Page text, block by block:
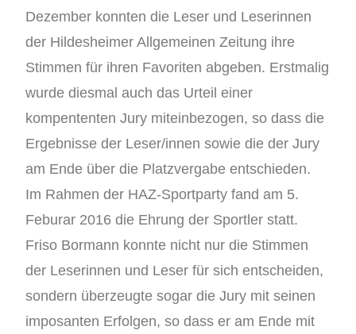
Dezember konnten die Leser und Leserinnen
der Hildesheimer Allgemeinen Zeitung ihre
Stimmen für ihren Favoriten abgeben. Erstmalig
wurde diesmal auch das Urteil einer
kompententen Jury miteinbezogen, so dass die
Ergebnisse der Leser/innen sowie die der Jury
am Ende über die Platzvergabe entschieden.
Im Rahmen der HAZ-Sportparty fand am 5.
Feburar 2016 die Ehrung der Sportler statt.
Friso Bormann konnte nicht nur die Stimmen
der Leserinnen und Leser für sich entscheiden,
sondern überzeugte sogar die Jury mit seinen
imposanten Erfolgen, so dass er am Ende mit